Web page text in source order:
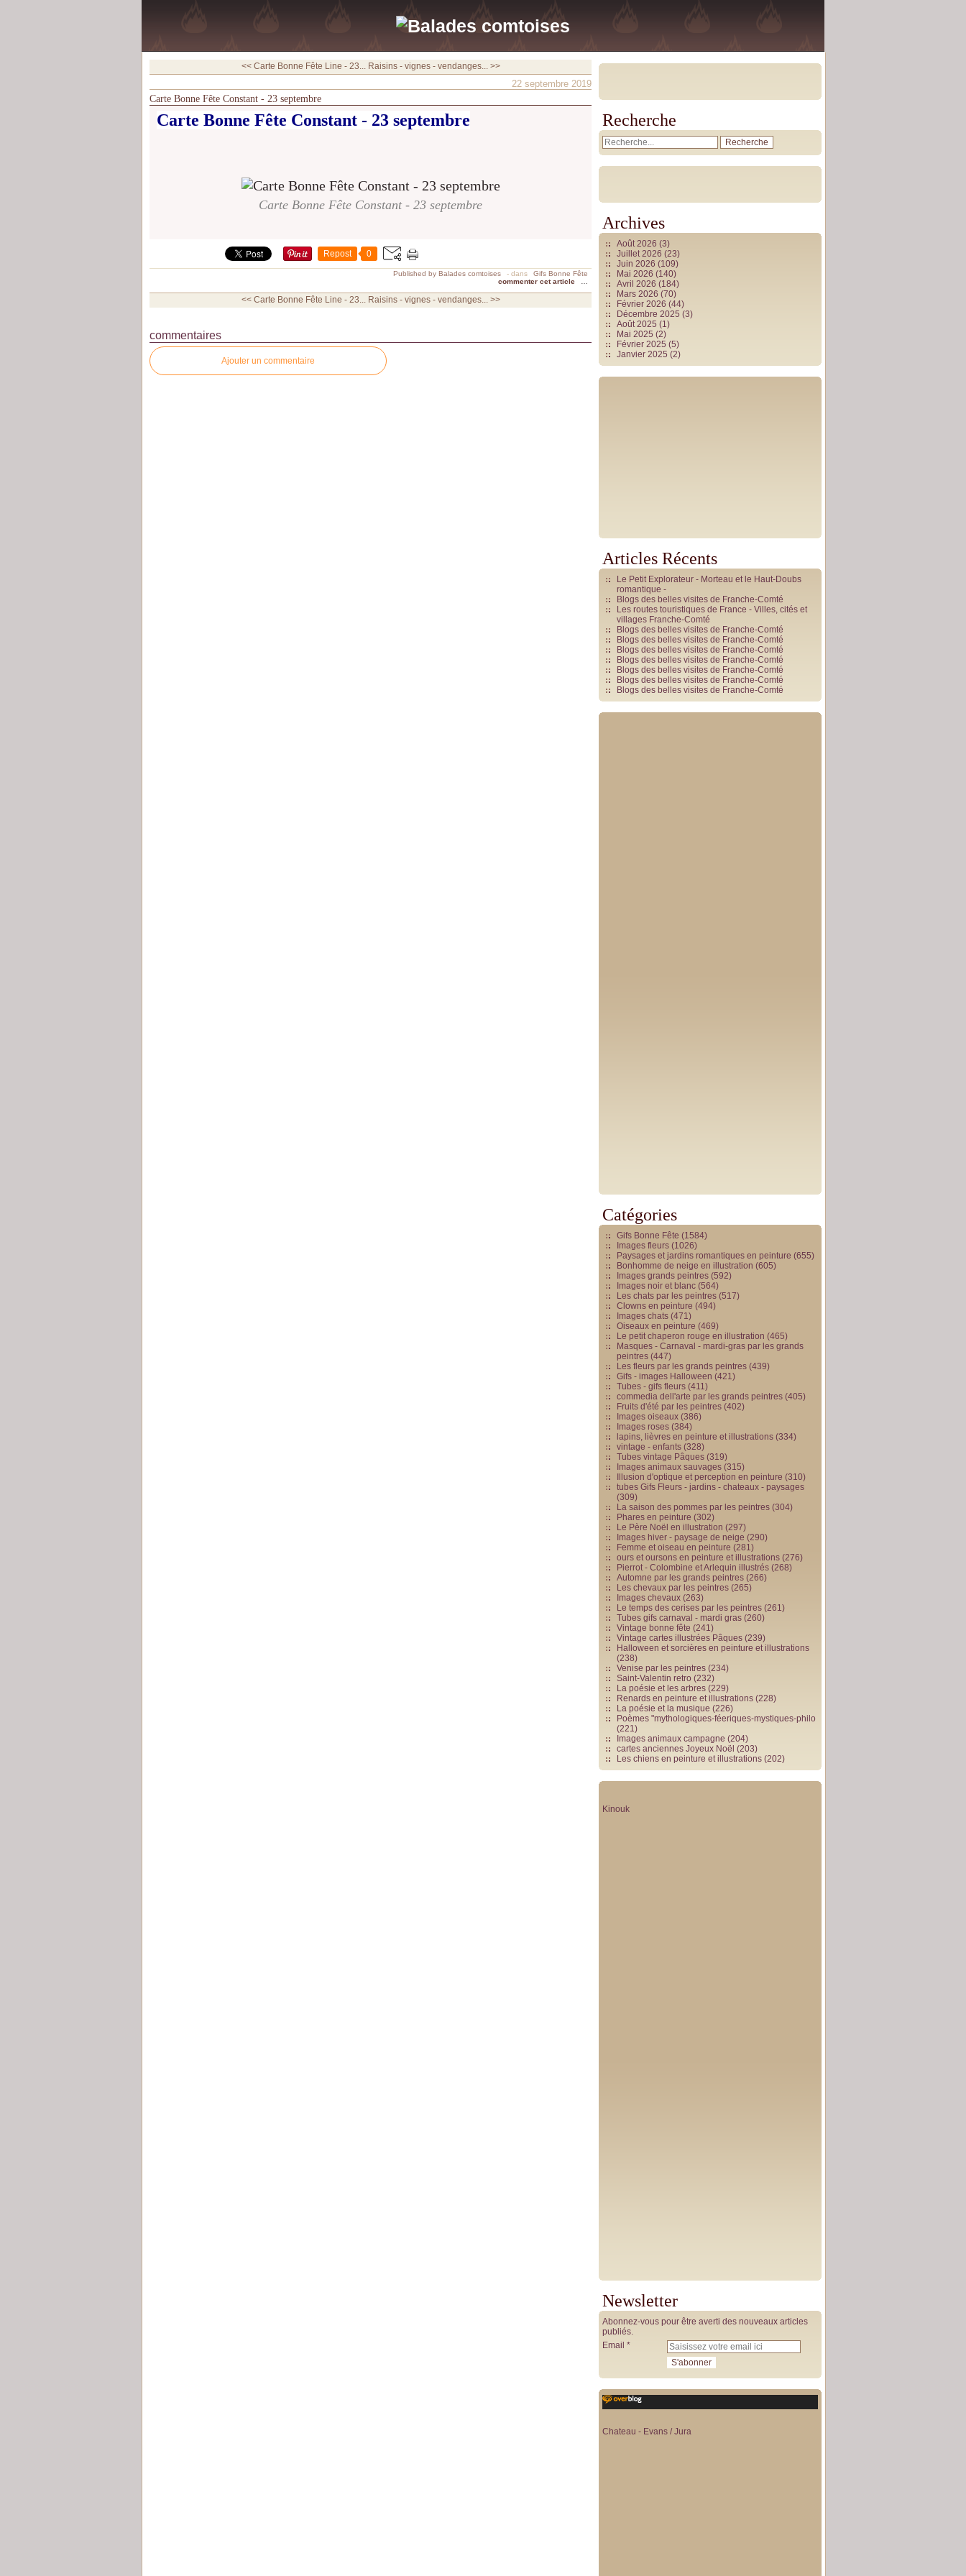
<< Carte Bonne Fête Line - 23... Raisins - vignes - vendanges... >>
22 septembre 2019
Carte Bonne Fête Constant - 23 septembre
Carte Bonne Fête Constant - 23 septembre
Carte Bonne Fête Constant - 23 septembre
Repost 0
Published by Balades comtoises - dans
Gifs Bonne Fête
commenter cet article
<< Carte Bonne Fête Line - 23... Raisins - vignes - vendanges... >>
commentaires
Ajouter un commentaire
Recherche
Archives
Août 2026 (3)
Juillet 2026 (23)
Juin 2026 (109)
Mai 2026 (140)
Avril 2026 (184)
Mars 2026 (70)
Février 2026 (44)
Décembre 2025 (3)
Août 2025 (1)
Mai 2025 (2)
Février 2025 (5)
Janvier 2025 (2)
Articles Récents
Le Petit Explorateur - Morteau et le Haut-Doubs
romantique -
Blogs des belles visites de Franche-Comté
Les routes touristiques de France - Villes, cités et
villages Franche-Comté
Blogs des belles visites de Franche-Comté
Blogs des belles visites de Franche-Comté
Blogs des belles visites de Franche-Comté
Blogs des belles visites de Franche-Comté
Blogs des belles visites de Franche-Comté
Blogs des belles visites de Franche-Comté
Blogs des belles visites de Franche-Comté
Catégories
Gifs Bonne Fête (1584)
Images fleurs (1026)
Paysages et jardins romantiques en peinture (655)
Bonhomme de neige en illustration (605)
Images grands peintres (592)
Images noir et blanc (564)
Les chats par les peintres (517)
Clowns en peinture (494)
Images chats (471)
Oiseaux en peinture (469)
Le petit chaperon rouge en illustration (465)
Masques - Carnaval - mardi-gras par les grands
peintres (447)
Les fleurs par les grands peintres (439)
Gifs - images Halloween (421)
Tubes - gifs fleurs (411)
commedia dell'arte par les grands peintres (405)
Fruits d'été par les peintres (402)
Images oiseaux (386)
Images roses (384)
lapins, lièvres en peinture et illustrations (334)
vintage - enfants (328)
Tubes vintage Pâques (319)
Images animaux sauvages (315)
Illusion d'optique et perception en peinture (310)
tubes Gifs Fleurs - jardins - chateaux - paysages
(309)
La saison des pommes par les peintres (304)
Phares en peinture (302)
Le Père Noël en illustration (297)
Images hiver - paysage de neige (290)
Femme et oiseau en peinture (281)
ours et oursons en peinture et illustrations (276)
Pierrot - Colombine et Arlequin illustrés (268)
Automne par les grands peintres (266)
Les chevaux par les peintres (265)
Images chevaux (263)
Le temps des cerises par les peintres (261)
Tubes gifs carnaval - mardi gras (260)
Vintage bonne fête (241)
Vintage cartes illustrées Pâques (239)
Halloween et sorcières en peinture et illustrations
(238)
Venise par les peintres (234)
Saint-Valentin retro (232)
La poésie et les arbres (229)
Renards en peinture et illustrations (228)
La poésie et la musique (226)
Poèmes "mythologiques-féeriques-mystiques-philo
(221)
Images animaux campagne (204)
cartes anciennes Joyeux Noël (203)
Les chiens en peinture et illustrations (202)
Kinouk
Newsletter
Abonnez-vous pour être averti des nouveaux articles
publiés.
Email
Chateau - Evans / Jura